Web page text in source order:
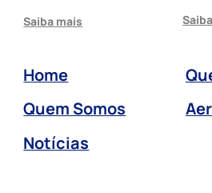
Saiba mais
Home
Quem Somos
Notícias